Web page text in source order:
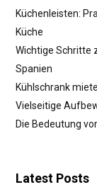
Küchenleisten:
Küche
Wichtige Schritte
Spanien
Kühlschrank
Vielseitige
Die Bedeutung
Latest Posts